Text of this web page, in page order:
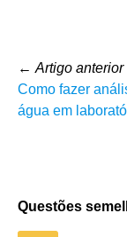
← Artigo anterior
Como fazer
água em
Questões